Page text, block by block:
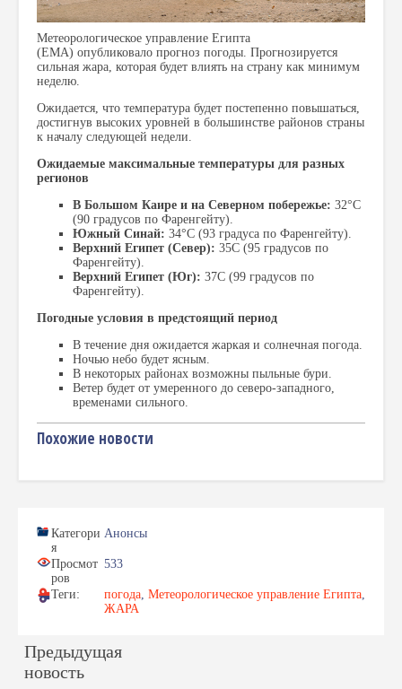
Метеорологическое управление Египта
(EMA) опубликовало прогноз погоды. Прогнозируется
сильная жара, которая будет влиять на страну как минимум
неделю.
Ожидается, что температура будет постепенно повышаться,
достигнув высоких уровней в большинстве районов страны
к началу следующей недели.
Ожидаемые максимальные температуры для разных
регионов
В Большом Каире и на Северном побережье: 32°C
(90 градусов по Фаренгейту).
Южный Синай: 34°C (93 градуса по Фаренгейту).
Верхний Египет (Север): 35C (95 градусов по
Фаренгейту).
Верхний Египет (Юг): 37C (99 градусов по
Фаренгейту).
Погодные условия в предстоящий период
В течение дня ожидается жаркая и солнечная погода.
Ночью небо будет ясным.
В некоторых районах возможны пыльные бури.
Ветер будет от умеренного до северо-западного,
временами сильного.
Похожие новости
Категори
я
Анонсы
Просмот
ров
533
Теги: погода, Метеорологическое управление Египта,
ЖАРА
Предыдущая
новость